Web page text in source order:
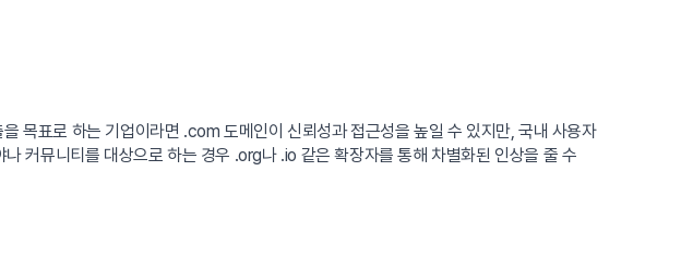
목표로 하는 기업이라면 .com 도메인이 신뢰성과 접근성을 높일 수 있지만, 국내 사용자
커뮤니티를 대상으로 하는 경우 .org나 .io 같은 확장자를 통해 차별화된 인상을 줄 수